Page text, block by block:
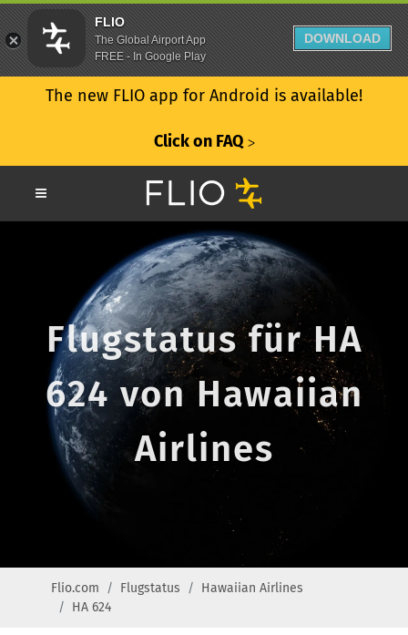
The new FLIO app for Android is available!
Click on FAQ ᐳ
Flugstatus für HA
624 von Hawaiian
Airlines
Flio.com Flugstatus
Hawaiian Airlines
HA 624
FLIO
The Global Airport App
FREE - In Google Play
DOWNLOAD